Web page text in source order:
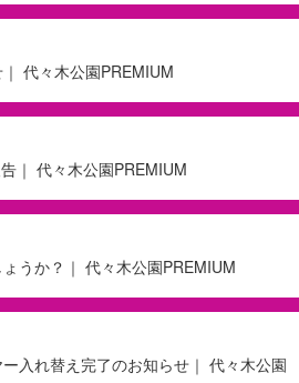
代々木公園PREMIUM
｜ 代々木公園PREMIUM
うか？｜ 代々木公園PREMIUM
入れ替え完了のお知らせ｜ 代々木公園